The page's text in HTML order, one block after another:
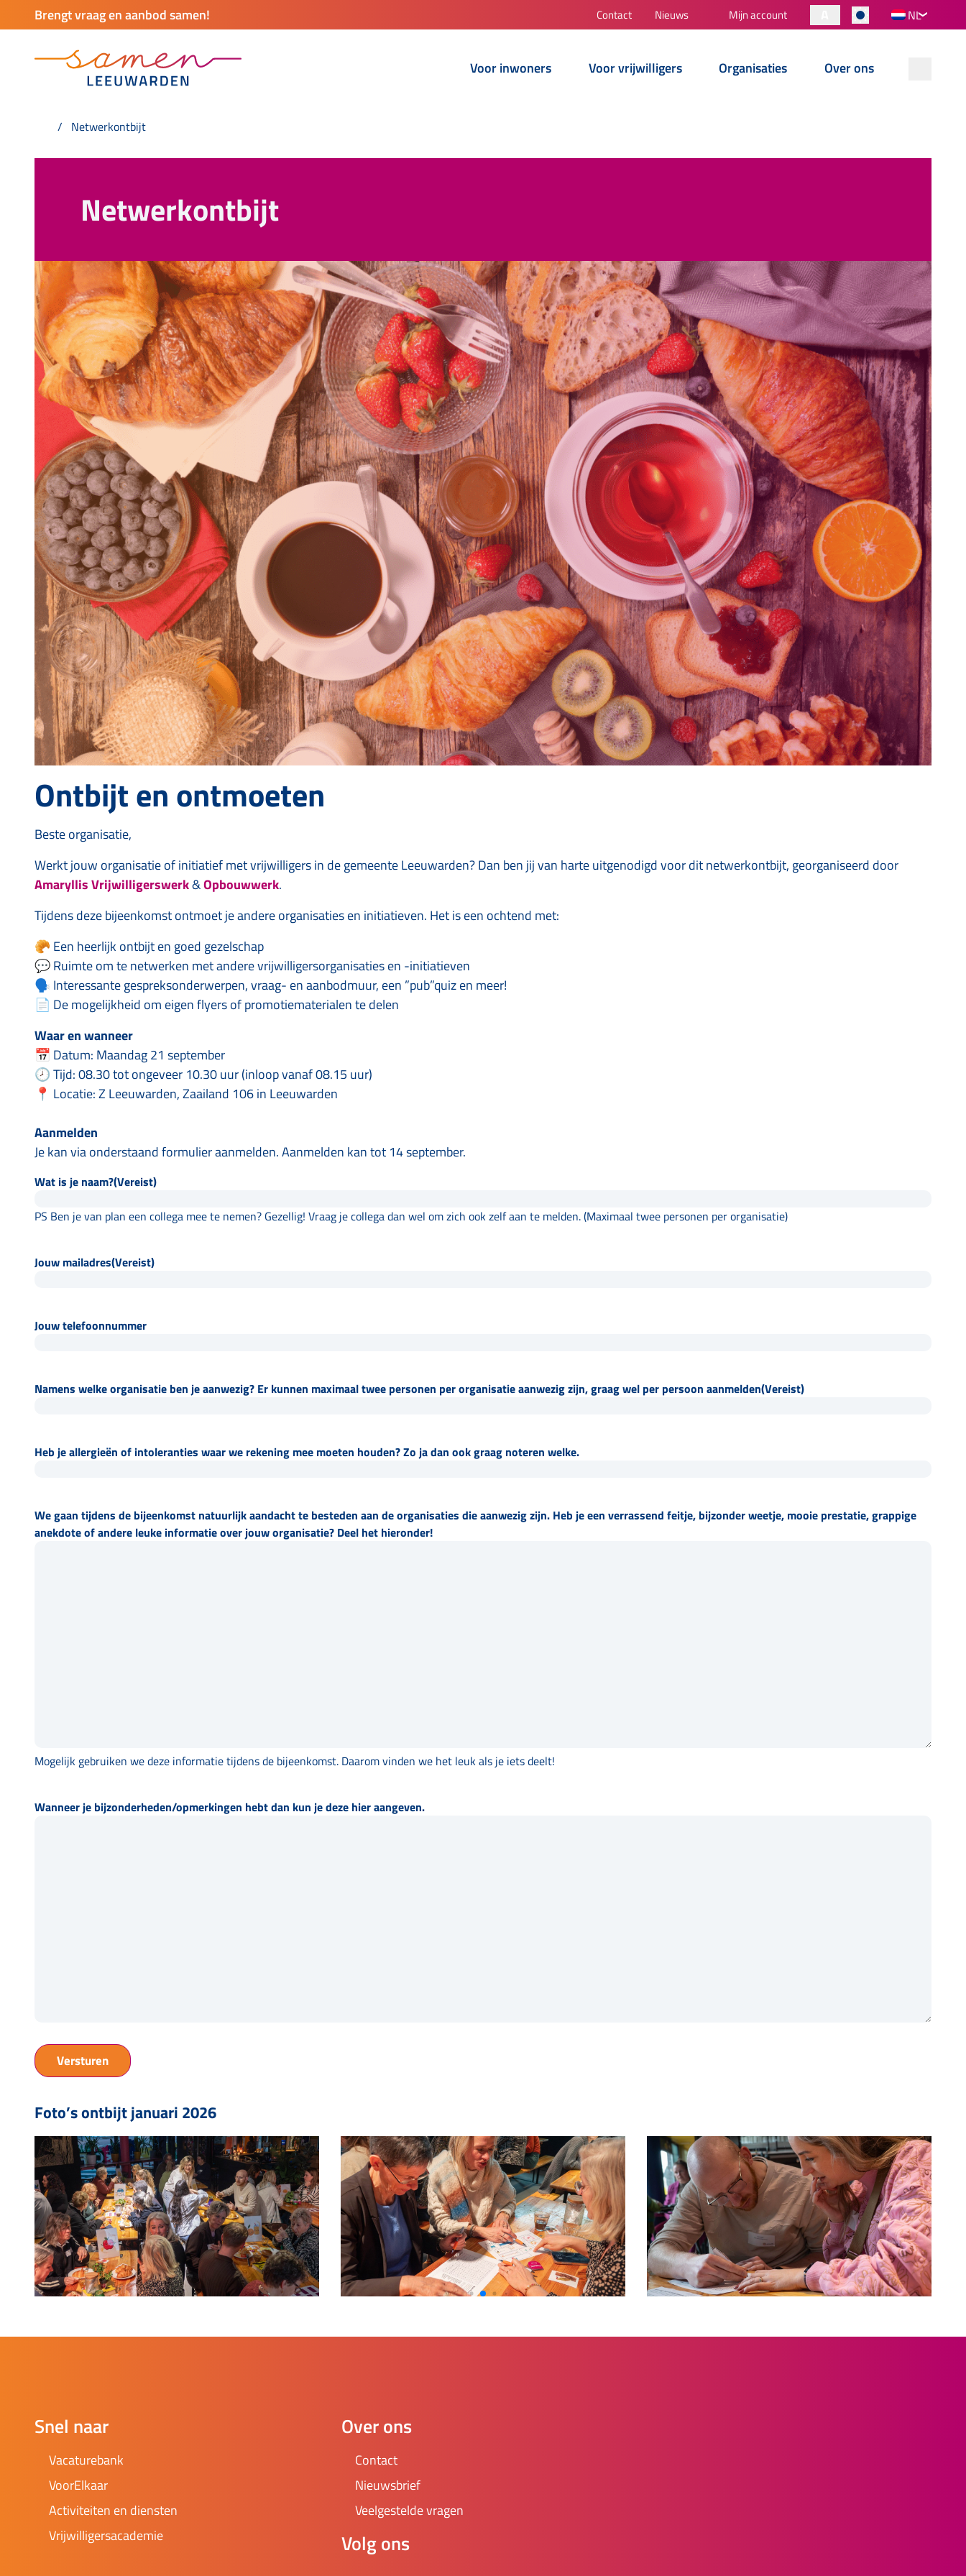
Brengt vraag en aanbod samen! Contact Nieuws Mijn account NL
Voor inwoners Voor vrijwilligers Organisaties Over ons
Netwerkontbijt
Netwerkontbijt
Ontbijt en ontmoeten
Beste organisatie,
Werkt jouw organisatie of initiatief met vrijwilligers in de gemeente Leeuwarden? Dan ben jij van harte uitgenodigd voor dit netwerkontbijt, georganiseerd door
Amaryllis Vrijwilligerswerk&Opbouwwerk.
Tijdens deze bijeenkomst ontmoet je andere organisaties en initiatieven. Het is een ochtend met:
🥐 Een heerlijk ontbijt en goed gezelschap
💬 Ruimte om te netwerken met andere vrijwilligersorganisaties en -initiatieven
🗣️ Interessante gespreksonderwerpen, vraag- en aanbodmuur, een ”pub”quiz en meer!
📄 De mogelijkheid om eigen flyers of promotiematerialen te delen
Waar en wanneer
📅 Datum: Maandag 21 september
🕗 Tijd: 08.30 tot ongeveer 10.30 uur (inloop vanaf 08.15 uur)
📍 Locatie: Z Leeuwarden, Zaailand 106 in Leeuwarden
Aanmelden
Je kan via onderstaand formulier aanmelden. Aanmelden kan tot 14 september.
Wat is je naam?(Vereist)
PS Ben je van plan een collega mee te nemen? Gezellig! Vraag je collega dan wel om zich ook zelf aan te melden. (Maximaal twee personen per organisatie)
Jouw mailadres(Vereist)
Jouw telefoonnummer
Namens welke organisatie ben je aanwezig? Er kunnen maximaal twee personen per organisatie aanwezig zijn, graag wel per persoon aanmelden(Vereist)
Heb je allergieën of intoleranties waar we rekening mee moeten houden? Zo ja dan ook graag noteren welke.
We gaan tijdens de bijeenkomst natuurlijk aandacht te besteden aan de organisaties die aanwezig zijn. Heb je een verrassend feitje, bijzonder weetje, mooie prestatie, grappige
anekdote of andere leuke informatie over jouw organisatie? Deel het hieronder!
Mogelijk gebruiken we deze informatie tijdens de bijeenkomst. Daarom vinden we het leuk als je iets deelt!
Wanneer je bijzonderheden/opmerkingen hebt dan kun je deze hier aangeven.
Foto’s ontbijt januari 2026
Snel naar
Vacaturebank
VoorElkaar
Activiteiten en diensten
Vrijwilligersacademie
Over ons
Contact
Nieuwsbrief
Veelgestelde vragen
Volg ons